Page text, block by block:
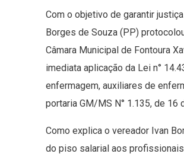
Com o objetivo de garantir
Borges de Souza (PP)
Câmara Municipal de Fontoura
imediata aplicação da Lei n°
enfermagem, auxiliares de
portaria GM/MS N° 1.135, de 16
Como explica o vereador Ivan
do piso salarial aos